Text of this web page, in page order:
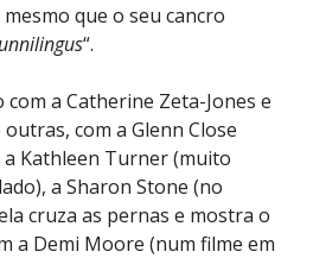
mesmo que o seu cancro
“.
com a Catherine Zeta-Jones e
com a Glenn Close
a Kathleen Turner (muito
a Sharon Stone (no
cruza as pernas e mostra o
a Demi Moore (num filme em